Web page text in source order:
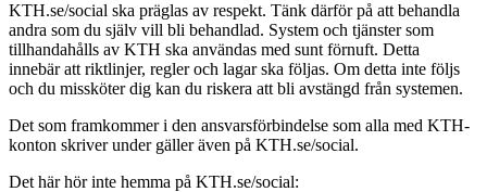
KTH.se/social ska präglas av respekt. Tänk därför på att behandla
andra som du själv vill bli behandlad. System och tjänster som
tillhandahålls av KTH ska användas med sunt förnuft. Detta
innebär att riktlinjer, regler och lagar ska följas. Om detta inte följs
och du missköter dig kan du riskera att bli avstängd från systemen.
Det som framkommer i den ansvarsförbindelse som alla med KTH-
konton skriver under gäller även på KTH.se/social.
Det här hör inte hemma på KTH.se/social: